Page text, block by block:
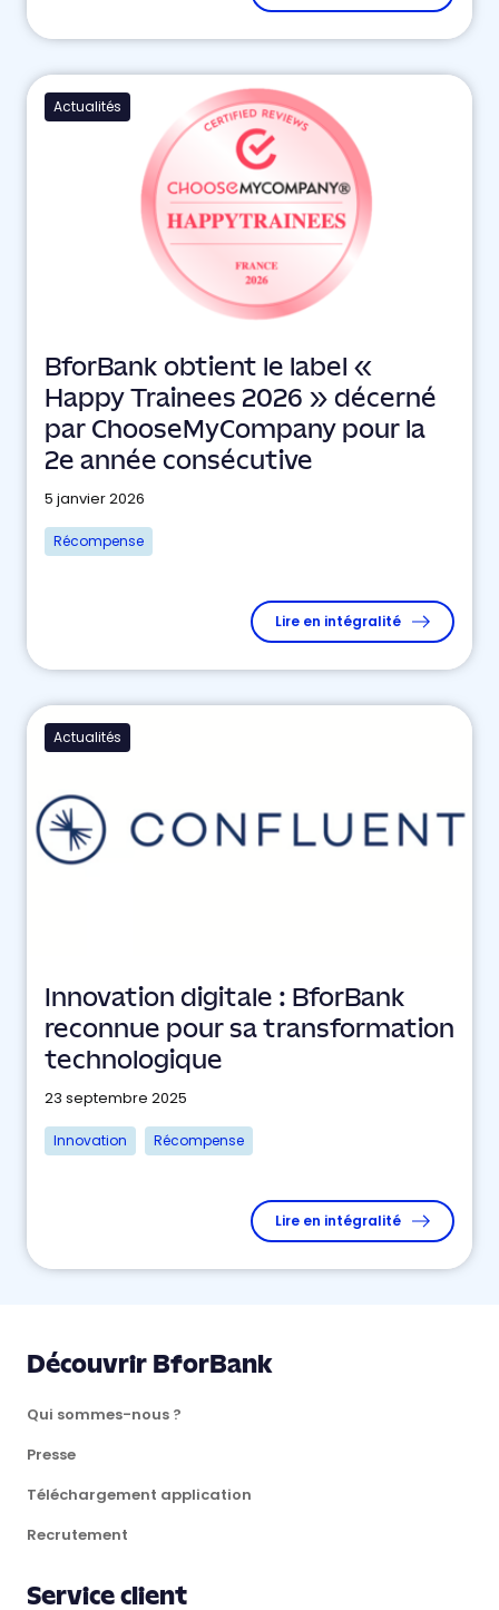
Actualités
BforBank obtient le label «
Happy Trainees 2026 » décerné
par ChooseMyCompany pour la
2e année consécutive
5 janvier 2026
Récompense
Lire en intégralité
Actualités
Innovation digitale : BforBank
reconnue pour sa transformation
technologique
23 septembre 2025
Innovation Récompense
Lire en intégralité
Découvrir BforBank
Qui sommes-nous ?
Presse
Téléchargement application
Recrutement
Service client